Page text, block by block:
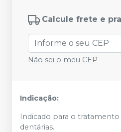
Calcule frete e
Não sei o meu CEP
Indicação:
Indicado para o
dentárias.